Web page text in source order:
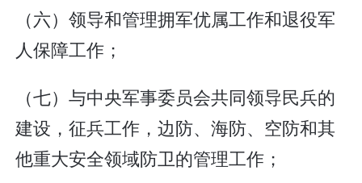
（六）领导和管理拥军优属工作和退役军
人保障工作；
（七）与中央军事委员会共同领导民兵的
建设，征兵工作，边防、海防、空防和其
他重大安全领域防卫的管理工作；